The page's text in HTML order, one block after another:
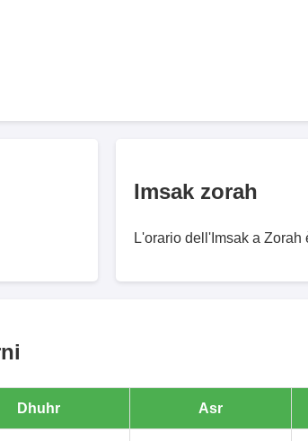
Imsak zorah
L'orario dell'Imsak a
Dhuhr Asr